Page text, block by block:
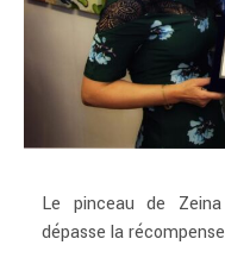
Le pinceau de
dépasse la